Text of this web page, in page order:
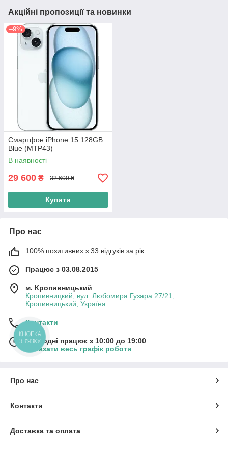
Акційні пропозиції та новинки
–9%
Смартфон iPhone 15 128GB
Blue (MTP43)
В наявності
29 600 ₴ 32 600 ₴
Купити
Про нас
100% позитивних з 33 відгуків за рік
Працює з 03.08.2015
м. Кропивницький
Кропивницкий, вул. Любомира Гузара 27/21,
Кропивницький, Україна
Контакти
Сьогодні працює з 10:00 до 19:00
Показати весь графік роботи
Про нас
Контакти
Доставка та оплата
КНОПКА
ЗВ'ЯЗКУ